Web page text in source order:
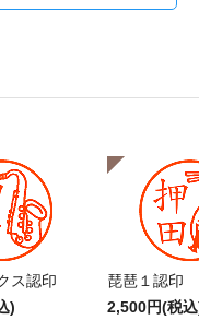
ス認印
)
琵琶１認印
2,500円(税